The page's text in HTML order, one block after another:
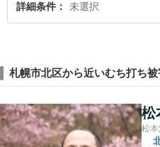
詳細条件 未選択
札幌市北区から近いむち打ち
松
松